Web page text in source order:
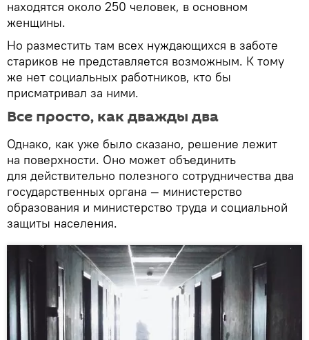
находятся около 250 человек, в основном
женщины.
Но разместить там всех нуждающихся в заботе
стариков не представляется возможным. К тому
же нет социальных работников, кто бы
присматривал за ними.
Все просто, как дважды два
Однако, как уже было сказано, решение лежит
на поверхности. Оно может объединить
для действительно полезного сотрудничества два
государственных органа — министерство
образования и министерство труда и социальной
защиты населения.